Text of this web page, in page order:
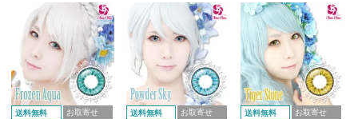
送料無料 お取寄せ 送料無料 お取寄せ 送料無料 お取寄せ